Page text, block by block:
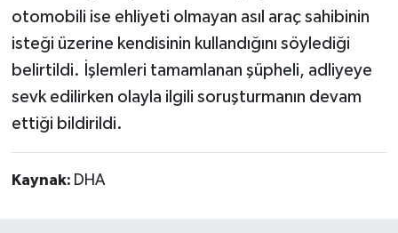
otomobili ise ehliyeti olmayan asıl araç sahibinin
isteği üzerine kendisinin kullandığını söylediği
belirtildi. İşlemleri tamamlanan şüpheli, adliyeye
sevk edilirken olayla ilgili soruşturmanın devam
ettiği bildirildi.
Kaynak: DHA